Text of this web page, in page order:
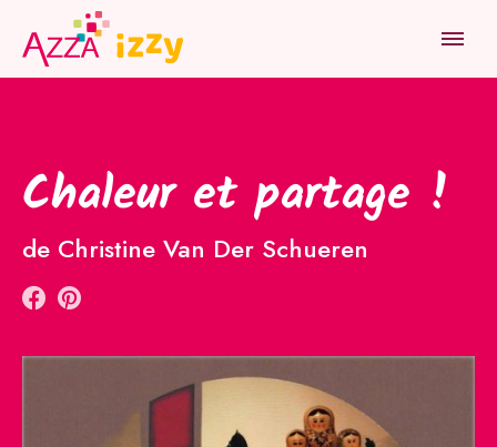
PRODUITS
ATELIER
NOUS TROUVER
Chaleur et partage !
de Christine Van Der Schueren